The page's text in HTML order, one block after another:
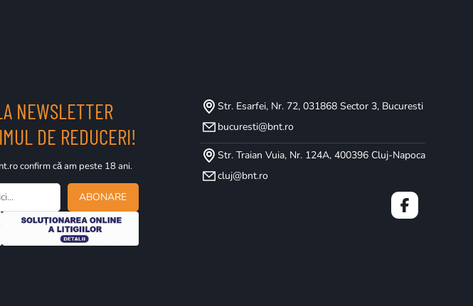
NEWSLETTER
DE REDUCERI!
confirm că am peste 18 ani.
ABONARE
Str. Esarfei, Nr. 72, 031868 Sector 3, Bucuresti
bucuresti@bnt.ro
Str. Traian Vuia, Nr. 124A, 400396 Cluj-Napoca
cluj@bnt.ro